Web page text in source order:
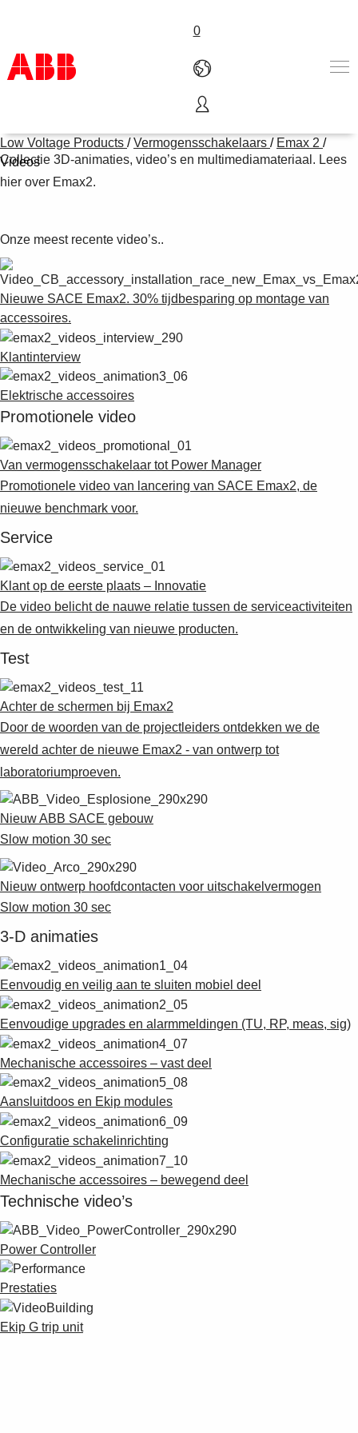
0
Products & Solutions
Industries
Services
About us
Suggestions
See more products
Shopping list preview
0
Low Voltage Products /Vermogensschakelaars / Emax 2 /
Videos
Collectie 3D-animaties, video’s en multimediamateriaal. Lees
hier over Emax2.
Onze meest recente video’s..
Nieuwe SACE Emax2. 30% tijdbesparing op montage van
accessoires.
Klantinterview
Elektrische accessoires
Promotionele video
Van vermogensschakelaar tot Power Manager
Promotionele video van lancering van SACE Emax2, de
nieuwe benchmark voor.
Service
Klant op de eerste plaats – Innovatie
De video belicht de nauwe relatie tussen de serviceactiviteiten
en de ontwikkeling van nieuwe producten.
Test
Achter de schermen bij Emax2
Door de woorden van de projectleiders ontdekken we de
wereld achter de nieuwe Emax2 - van ontwerp tot
laboratoriumproeven.
Nieuw ABB SACE gebouw
Slow motion 30 sec
Nieuw ontwerp hoofdcontacten voor uitschakelvermogen
Slow motion 30 sec
3-D animaties
Eenvoudig en veilig aan te sluiten mobiel deel
Eenvoudige upgrades en alarmmeldingen (TU, RP, meas, sig)
Mechanische accessoires – vast deel
Aansluitdoos en Ekip modules
Configuratie schakelinrichting
Mechanische accessoires – bewegend deel
Technische video’s
Power Controller
Prestaties
Ekip G trip unit